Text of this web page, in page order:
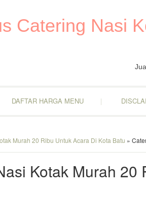
Catering Nasi
DAFTAR HARGA MENU
Murah 20 Ribu Untuk Acara Di Kota Batu »
Kotak Murah 20